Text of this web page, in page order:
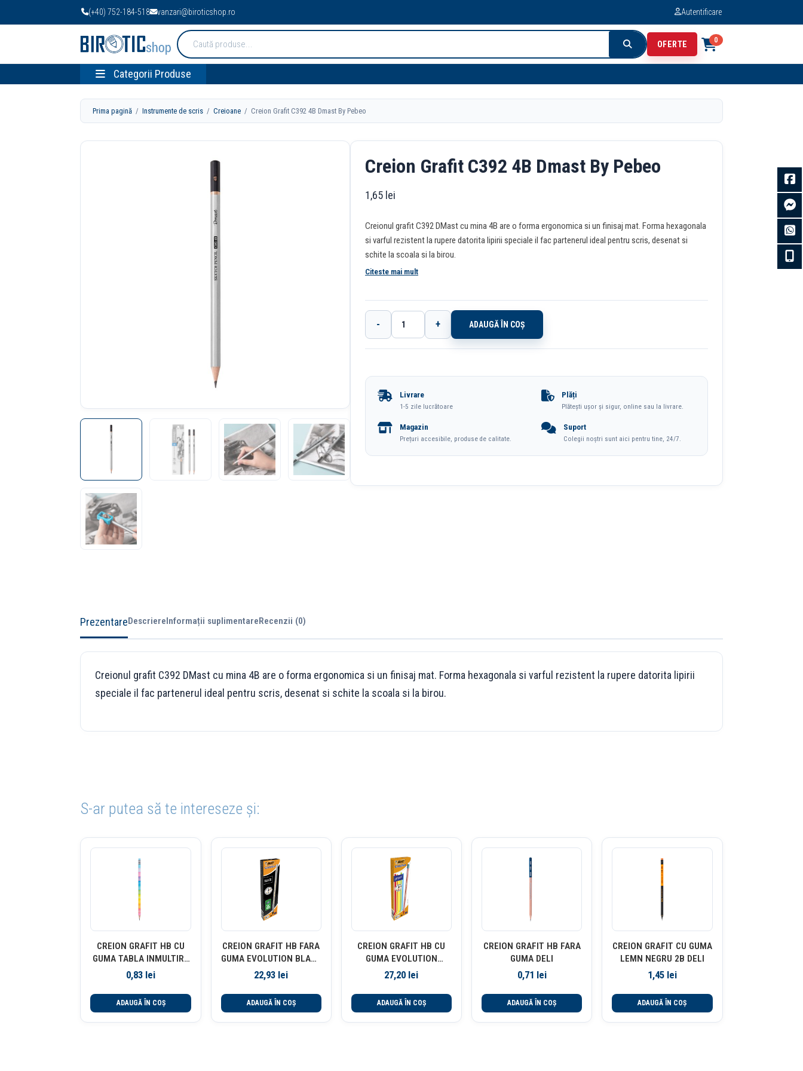
(+40) 752-184-518 vanzari@biroticshop.ro Autentificare
Cauta
produse:
OFERTE 0
Categorii Produse
Prima pagină /Instrumente de scris /Creioane / Creion Grafit C392 4B Dmast By Pebeo
Creion Grafit C392 4B Dmast By Pebeo
1,65 lei
Creionul grafit C392 DMast cu mina 4B are o forma ergonomica si un finisaj mat. Forma hexagonala
si varful rezistent la rupere datorita lipirii speciale il fac partenerul ideal pentru scris, desenat si
schite la scoala si la birou.
Citeste mai mult
Cantitate
Creion
C392
Dmast
Pebeo
- + ADAUGĂ ÎN COȘ
Livrare
1-5 zile lucrătoare
Plăți
Plătești ușor și sigur, online sau la livrare.
Magazin
Prețuri accesibile, produse de calitate.
Suport
Colegii noștri sunt aici pentru tine, 24/7.
PrezentareDescriereInformații suplimentareRecenzii (0)
Creionul grafit C392 DMast cu mina 4B are o forma ergonomica si un finisaj mat. Forma hexagonala si varful rezistent la rupere datorita lipirii
speciale il fac partenerul ideal pentru scris, desenat si schite la scoala si la birou.
S-ar putea să te intereseze și:
CREION GRAFIT HB CU
GUMA TABLA INMULTIRII
DELI
0,83 lei
ADAUGĂ ÎN COȘ
CREION GRAFIT HB FARA
GUMA EVOLUTION BLACK
12/CUT BIC
22,93 lei
ADAUGĂ ÎN COȘ
CREION GRAFIT HB CU
GUMA EVOLUTION
STRIPES 646 12/CUT BIC
27,20 lei
ADAUGĂ ÎN COȘ
CREION GRAFIT HB FARA
GUMA DELI
0,71 lei
ADAUGĂ ÎN COȘ
CREION GRAFIT CU GUMA
LEMN NEGRU 2B DELI
1,45 lei
ADAUGĂ ÎN COȘ